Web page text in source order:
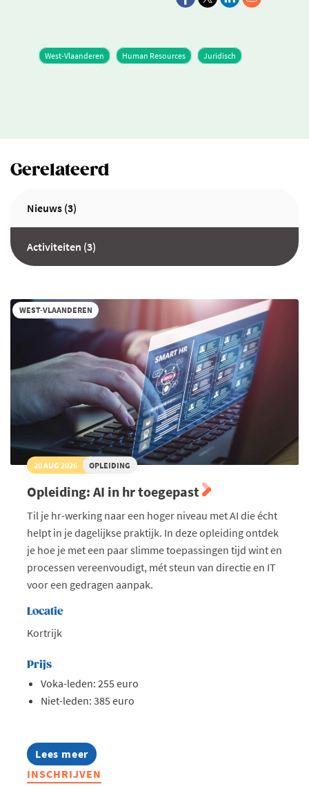
West-Vlaanderen Human Resources Juridisch
Gerelateerd
Nieuws (3)
Activiteiten (3)
WEST-VLAANDEREN
20 AUG 2026 OPLEIDING
Opleiding: AI in hr toegepast
Til je hr-werking naar een hoger niveau met AI die écht
helpt in je dagelijkse praktijk. In deze opleiding ontdek
je hoe je met een paar slimme toepassingen tijd wint en
processen vereenvoudigt, mét steun van directie en IT
voor een gedragen aanpak.
Locatie
Kortrijk
Prijs
Voka-leden: 255 euro
Niet-leden: 385 euro
Lees meer
about
Opleiding:
AI
INSCHRIJVEN